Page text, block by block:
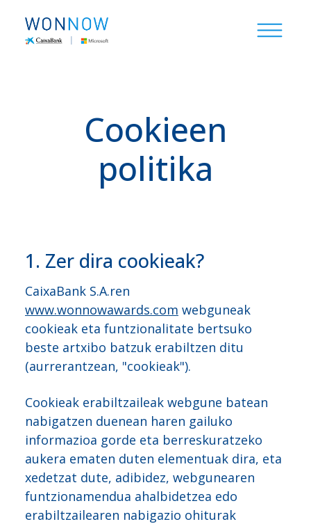
Cookieen
politika
1. Zer dira cookieak?
CaixaBank S.A.ren
www.wonnowawards.com webguneak
cookieak eta funtzionalitate bertsuko
beste artxibo batzuk erabiltzen ditu
(aurrerantzean, "cookieak").
Cookieak erabiltzaileak webgune batean
nabigatzen duenean haren gailuko
informazioa gorde eta berreskuratzeko
aukera ematen duten elementuak dira, eta
xedetzat dute, adibidez, webgunearen
funtzionamendua ahalbidetzea edo
erabiltzailearen nabigazio ohiturak